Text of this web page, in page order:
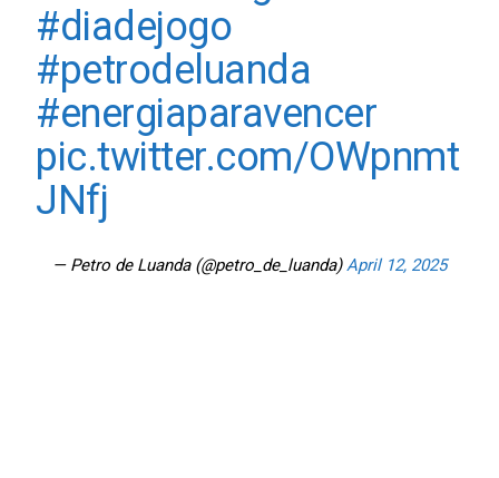
#diadejogo
#petrodeluanda
#energiaparavencer
pic.twitter.com/OWpnmt
JNfj
— Petro de Luanda (@petro_de_luanda)April 12, 2025